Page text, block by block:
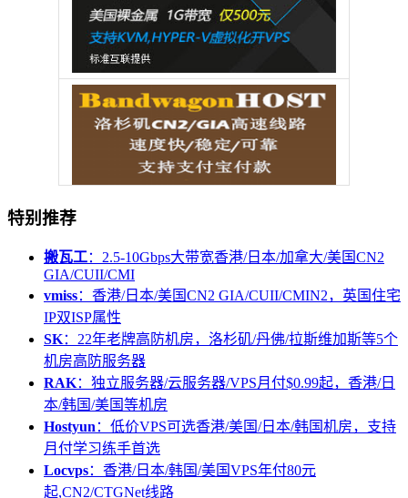
特别推荐
搬瓦工：2.5-10Gbps大带宽香港/日本/加拿大/美国CN2
GIA/CUII/CMI
vmiss：香港/日本/美国CN2 GIA/CUII/CMIN2，英国住宅
IP双ISP属性
SK：22年老牌高防机房，洛杉矶/丹佛/拉斯维加斯等5个
机房高防服务器
RAK：独立服务器/云服务器/VPS月付$0.99起，香港/日
本/韩国/美国等机房
Hostyun：低价VPS可选香港/美国/日本/韩国机房，支持
月付学习练手首选
Locvps：香港/日本/韩国/美国VPS年付80元
起,CN2/CTGNet线路